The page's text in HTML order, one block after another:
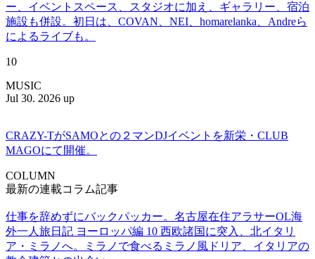
ー、イベントスペース、スタジオに加え、ギャラリー、宿泊
施設も併設。初日は、COVAN、NEI、homarelanka、Andreら
によるライブも。
10
MUSIC
Jul 30. 2026 up
CRAZY-TがSAMOとの２マンDJイベントを新栄・CLUB
MAGOにて開催。
COLUMN
最新の連載コラム記事
仕事を辞めずにバックパッカー。名古屋在住アラサーOL海
外一人旅日記 ヨーロッパ編 10 西欧諸国に突入、北イタリ
ア・ミラノへ。ミラノで食べるミラノ風ドリア、イタリアの